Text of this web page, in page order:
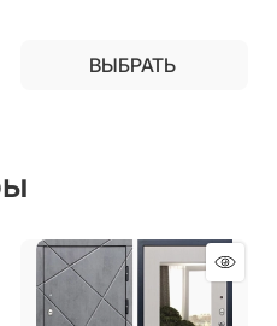
ВЫБРАТЬ